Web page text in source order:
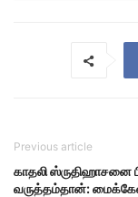
Previous article
காதலி ஸ்ருதிஹாசனை
வருத்தம்தான்: